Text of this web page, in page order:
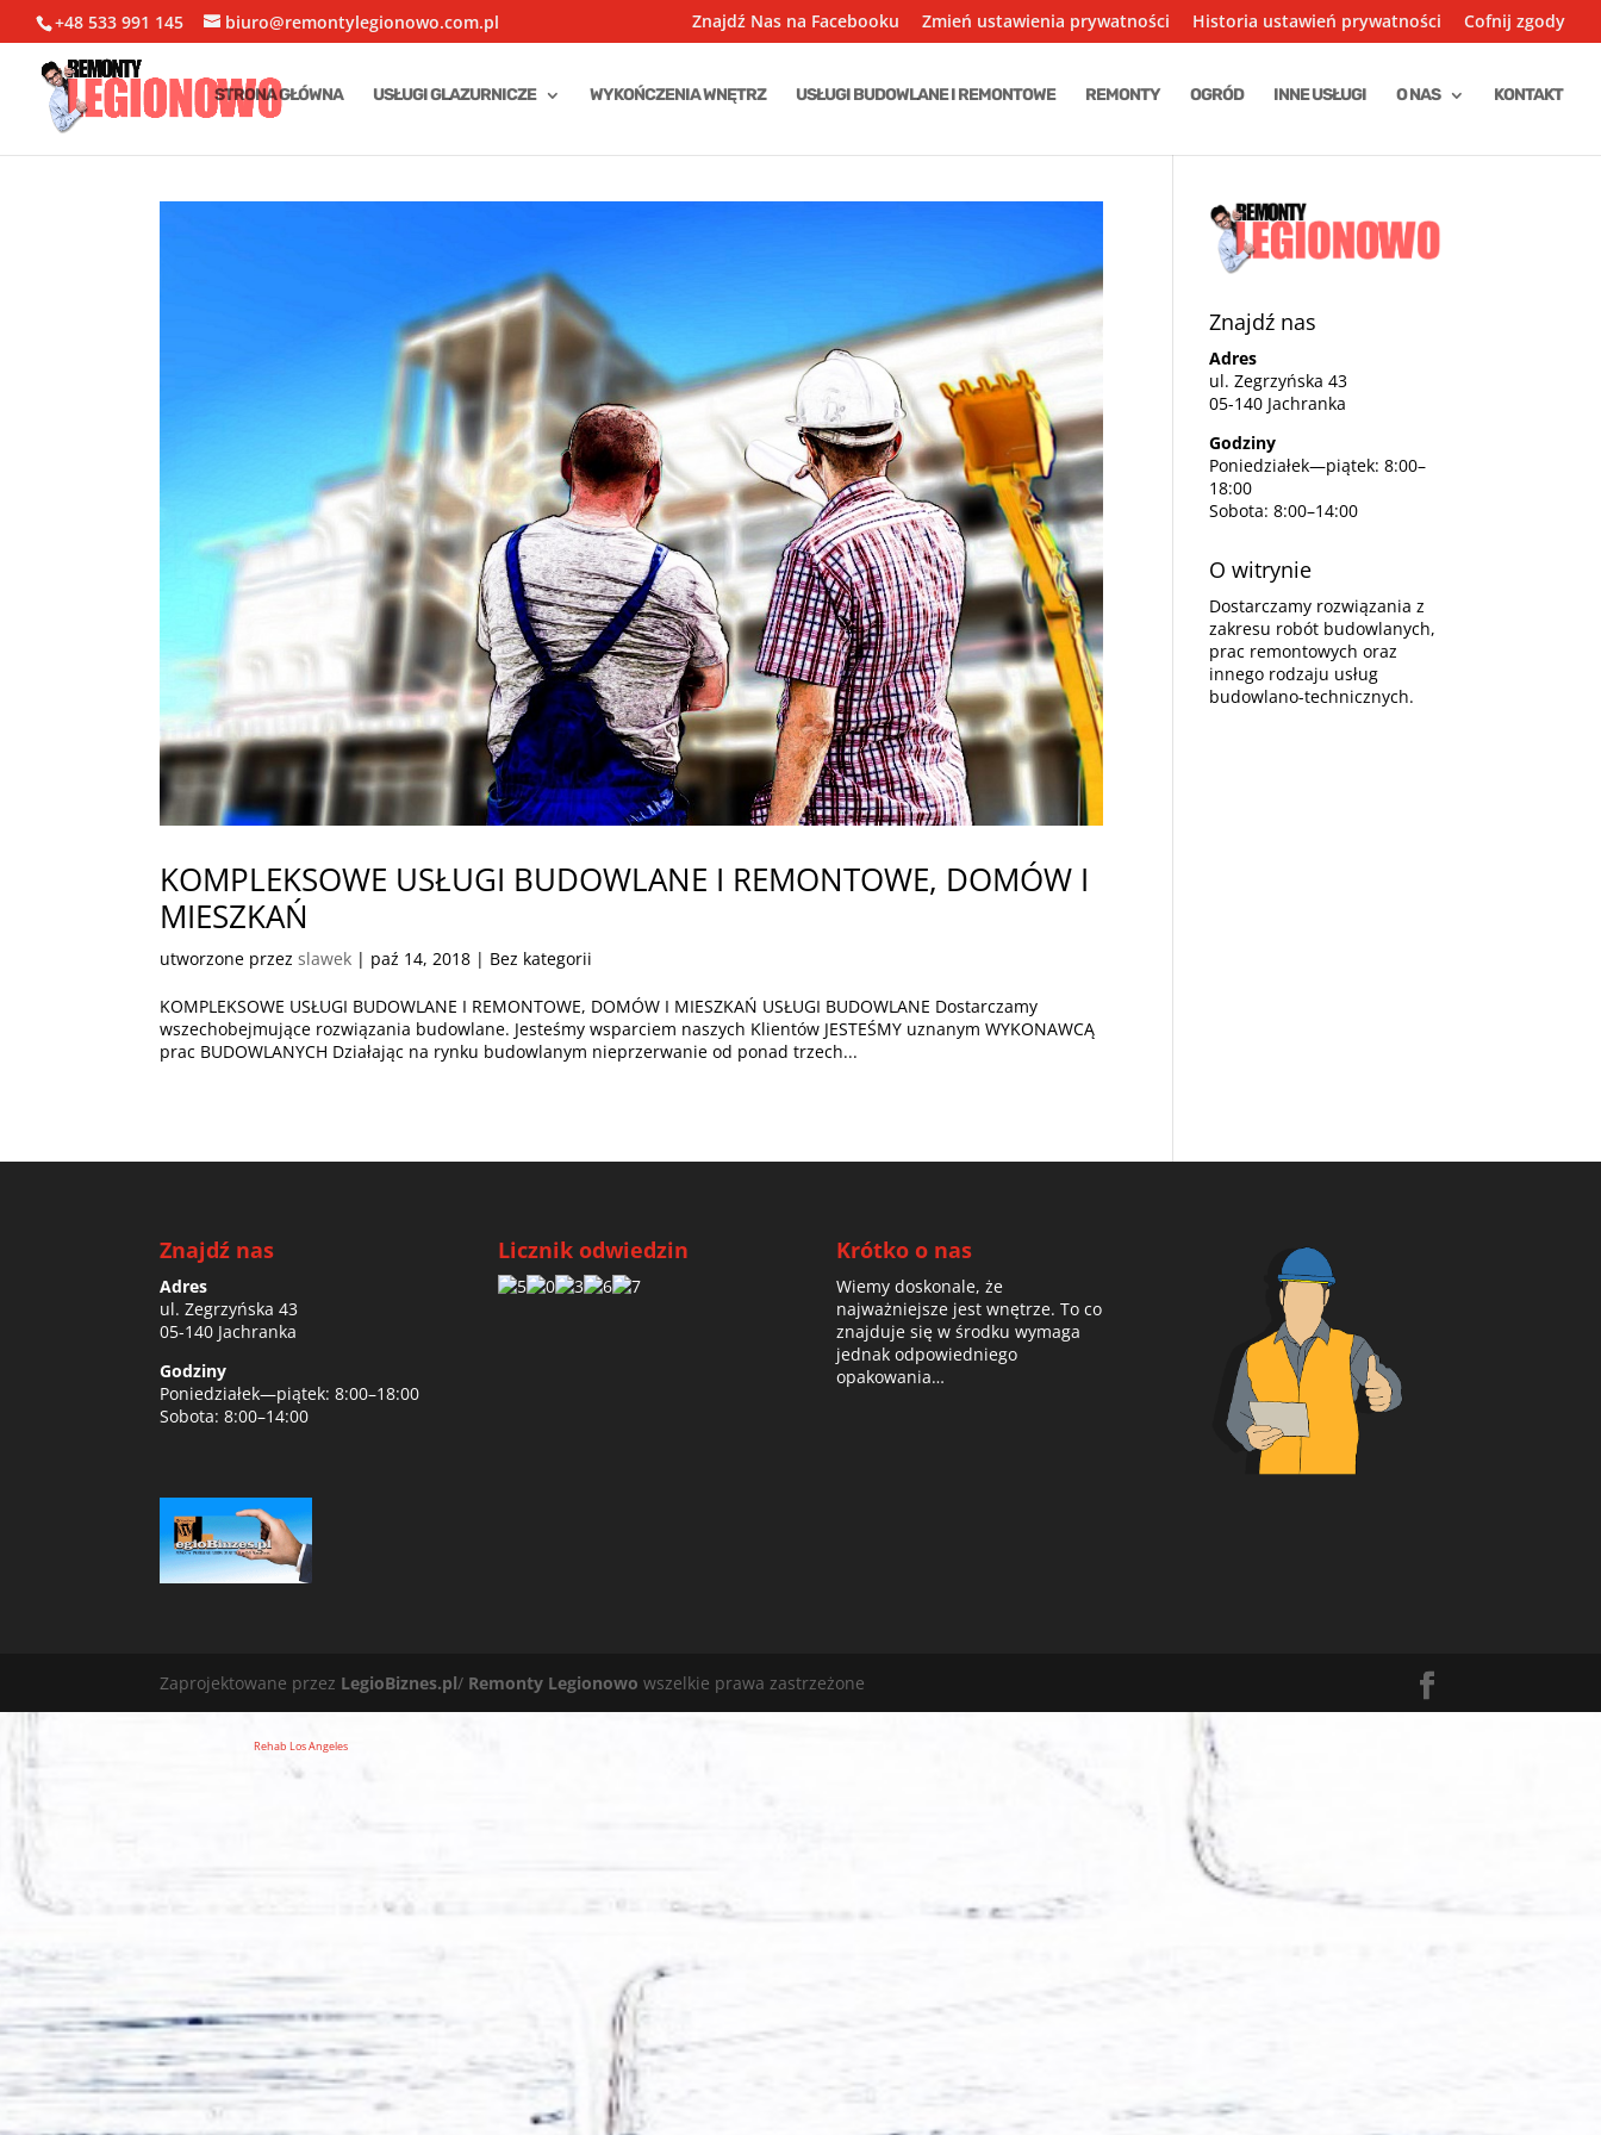
+48 533 991 145 biuro@remontylegionowo.com.pl Znajdź Nas na Facebooku Zmień ustawienia prywatności Historia ustawień prywatności Cofnij zgody
STRONA GŁÓWNA USŁUGI GLAZURNICZE WYKOŃCZENIA WNĘTRZ USŁUGI BUDOWLANE I REMONTOWE REMONTY OGRÓD INNE USŁUGI O NAS KONTAKT
KOMPLEKSOWE USŁUGI BUDOWLANE I REMONTOWE, DOMÓW I
MIESZKAŃ
utworzone przezslawek | paź 14, 2018 | Bez kategorii
KOMPLEKSOWE USŁUGI BUDOWLANE I REMONTOWE, DOMÓW I MIESZKAŃ USŁUGI BUDOWLANE Dostarczamy
wszechobejmujące rozwiązania budowlane. Jesteśmy wsparciem naszych Klientów JESTEŚMY uznanym WYKONAWCĄ
prac BUDOWLANYCH Działając na rynku budowlanym nieprzerwanie od ponad trzech...
Znajdź nas
Adres
ul. Zegrzyńska 43
05-140 Jachranka
Godziny
Poniedziałek—piątek: 8:00–
18:00
Sobota: 8:00–14:00
O witrynie
Dostarczamy rozwiązania z
zakresu robót budowlanych,
prac remontowych oraz
innego rodzaju usług
budowlano-technicznych.
Znajdź nas
Adres
ul. Zegrzyńska 43
05-140 Jachranka
Godziny
Poniedziałek—piątek: 8:00–18:00
Sobota: 8:00–14:00
Licznik odwiedzin Krótko o nas
Wiemy doskonale, że
najważniejsze jest wnętrze. To co
znajduje się w środku wymaga
jednak odpowiedniego
opakowania…
Zaprojektowane przez LegioBiznes.pl/ Remonty Legionowo wszelkie prawa zastrzeżone
Rehab Los Angeles